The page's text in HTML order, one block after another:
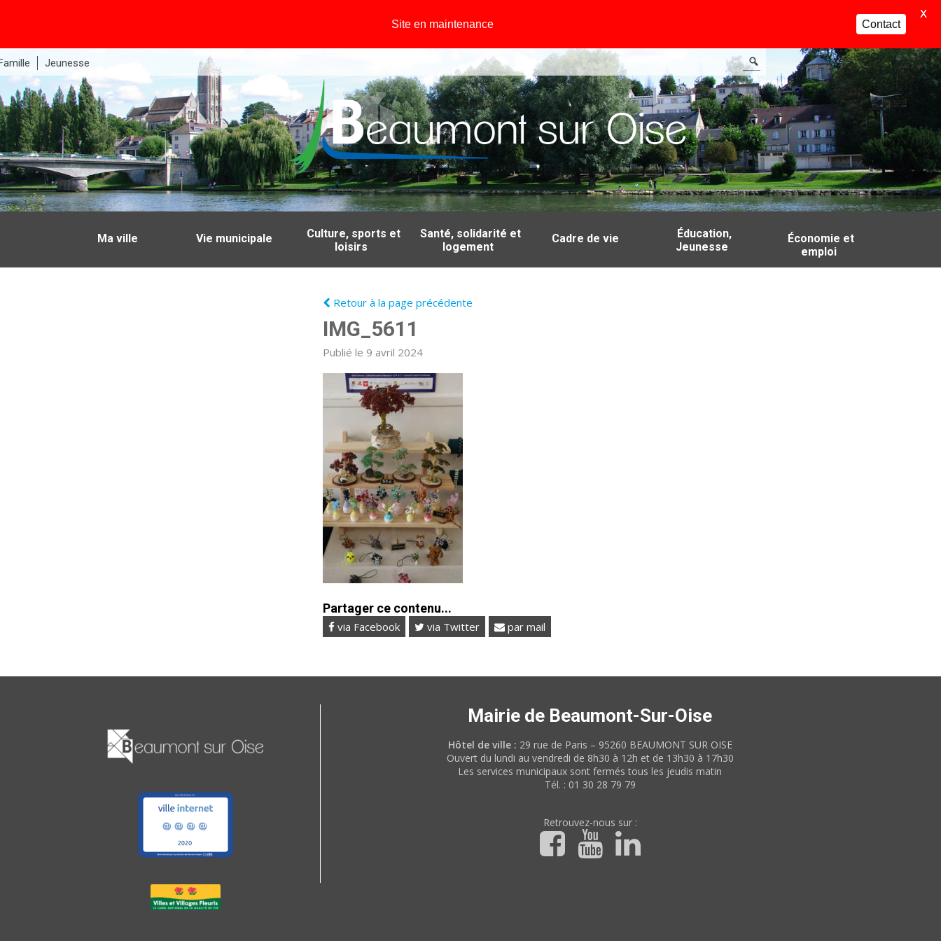
Jeunesse
Ma ville Vie municipale
Culture, sports et
loisirs
Santé, solidarité et
logement
Cadre de vie
Éducation,
Jeunesse
Économie et
emploi
Retour à la page précédente
IMG_5611
Publié le 9 avril 2024
Partager ce contenu...
via Facebook via Twitter par mail
Mairie de Beaumont-Sur-Oise
Hôtel de ville : 29 rue de Paris – 95260 BEAUMONT SUR OISE
Ouvert du lundi au vendredi de 8h30 à 12h et de 13h30 à 17h30
Les services municipaux sont fermés tous les jeudis matin
Tél. : 01 30 28 79 79
Retrouvez-nous sur :
Site en maintenance Contact
X